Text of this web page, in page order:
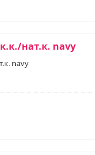
нат.к. navy
navy